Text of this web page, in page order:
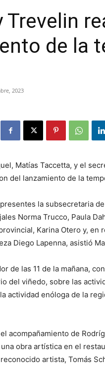
Trevelin
de la
2023
Matías Taccetta, y el
del lanzamiento de la
la subsecretaria
Norma Trucco, Paula
Karina Otero y, en
Diego Lapenna, asistió
de las 11 de la mañana,
del viñedo, sobre las
actividad enóloga de la
acompañamiento de
obra artística en el
artista, Tomás